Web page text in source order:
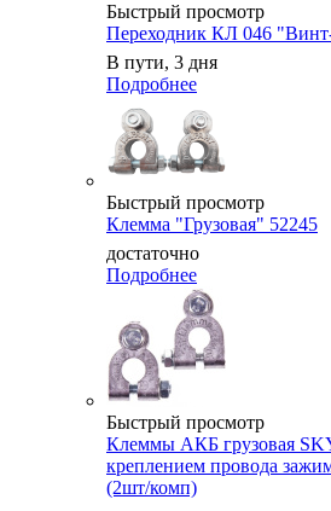
Быстрый просмотр
Переходник КЛ 046
В пути, 3 дня
Подробнее
Быстрый просмотр
Клемма "Грузовая" 52245
достаточно
Подробнее
Быстрый просмотр
Клеммы АКБ грузовая
креплением провода
(2шт/комп)